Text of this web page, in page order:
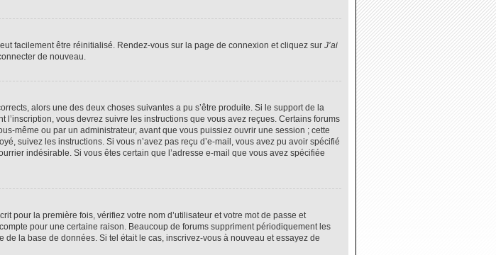
facilement être réinitialisé. Rendez-vous sur la page de connexion et cliquez sur J’ai
de nouveau.
alors une des deux choses suivantes a pu s’être produite. Si le support de la
vous devrez suivre les instructions que vous avez reçues. Certains forums
même ou par un administrateur, avant que vous puissiez ouvrir une session ; cette
suivez les instructions. Si vous n’avez pas reçu d’e-mail, vous avez pu avoir spécifié
indésirable. Si vous êtes certain que l’adresse e-mail que vous avez spécifiée
pour la première fois, vérifiez votre nom d’utilisateur et votre mot de passe et
pour une certaine raison. Beaucoup de forums suppriment périodiquement les
la base de données. Si tel était le cas, inscrivez-vous à nouveau et essayez de